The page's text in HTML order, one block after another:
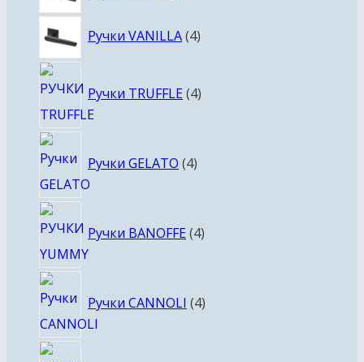
Ручки VANILLA 44
Ручки TRUFFLE 4товара
Ручки GELATO 4товара
Ручки BANOFFE 4товара
Ручки CANNOLI 4товара